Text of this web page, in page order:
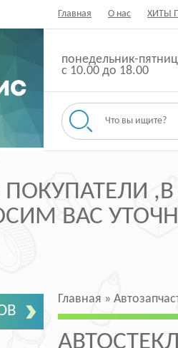
Главная О нас ХИТЫ
понедельник-
с 10.00 до 18.00
ВАС
Главная »